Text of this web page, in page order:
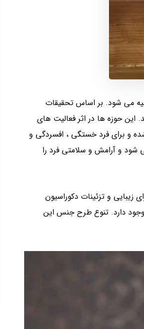
می شود. بر اساس تحقیقات
این حوزه ها در اثر فعالیت های
و برای فرد خستگی ، افسردگی و
شود و آرامش و سلامتی فرد را
زیبایی و تزئینات دکوراسیون
وجود دارد. تنوع طرح جنس این